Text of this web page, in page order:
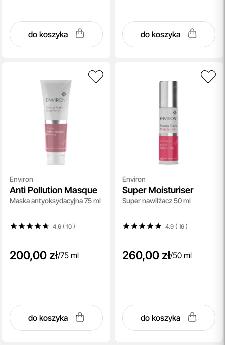
do koszyka do koszyka
Environ
Anti Pollution Masque
Maska antyoksydacyjna 75 ml
4.6 ( 10)
200,00 zł/75 ml
do koszyka
Environ
Super Moisturiser
Super nawilżacz 50 ml
4.9 ( 16)
260,00 zł/50 ml
do koszyka